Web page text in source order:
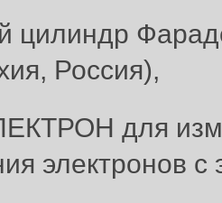
цилиндр
Россия),
для
электронов